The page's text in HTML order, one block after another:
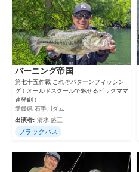
バーニング帝国
第七十五作戦 これぞパターンフィッシン
グ！オールドスクールで魅せるビッグママ
連発劇！
愛媛県 石手川ダム
出演者: 清水 盛三
ブラックバス